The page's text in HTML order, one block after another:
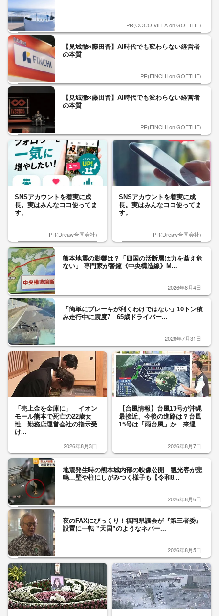
PR(COCO VILLA on GOETHE)
【見城徹×藤田晋】AI時代でも変わらない経営者
の本質
PR(FINCHI on GOETHE)
【見城徹×藤田晋】AI時代でも変わらない経営者
の本質
PR(FINCHI on GOETHE)
SNSアカウントを着実に成
長。実はみんなココ使ってま
す。
PR(Dreaw合同会社)
SNSアカウントを着実に成
長。実はみんなココ使ってま
す。
PR(Dreaw合同会社)
熊本地震の影響は？「四国の活断層は力を蓄え危
ない」 専門家が警鐘《中央構造線》M...
2026年8月4日
「簡単にブレーキが利くわけではない」10トン積
み走行中に震度7 65歳ドライバー...
2026年7月31日
「売上金を金庫に」 イオン
モール熊本で死亡の22歳女
性 勤務店運営会社の指示受
け...
2026年8月3日
【台風情報】台風13号が沖縄
最接近、今後の進路は？台風
15号は「雨台風」か…来週...
2026年8月7日
地震発生時の熊本城内部の映像公開 観光客が悲
鳴…壁や柱にしがみつく様子も【令和8...
2026年8月6日
夜のFAXにびっくり！福岡県議会が『第三者委』
設置に一転 ‟天国”のようなネパー...
2026年8月5日